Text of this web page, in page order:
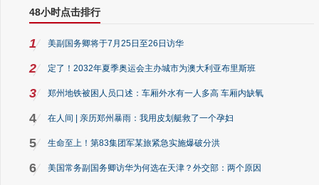
48小时点击排行
1 美副国务卿将于7月25日至26日访华
2 定了！2032年夏季奥运会主办城市为澳大利亚布里斯班
3 郑州地铁被困人员口述：车厢外水有一人多高 车厢内缺氧
4 在人间 | 亲历郑州暴雨：我用皮划艇救了一个孕妇
5 生命至上！第83集团军某旅紧急实施爆破分洪
6 美国常务副国务卿访华为何选在天津？外交部：两个原因